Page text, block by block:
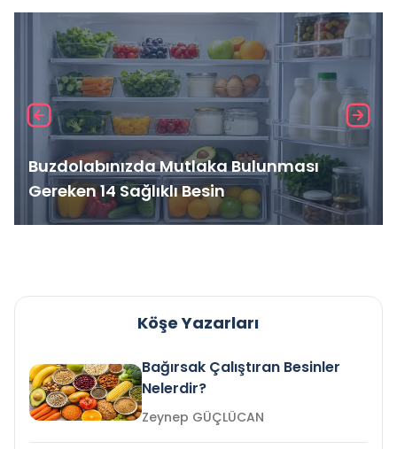
Buzdolabınızda Mutlaka Bulunması
Gereken 14 Sağlıklı Besin
Köşe Yazarları
Bağırsak Çalıştıran Besinler
Nelerdir?
Zeynep GÜÇLÜCAN